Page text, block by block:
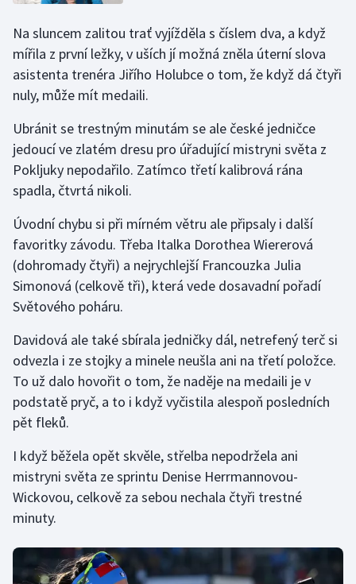
Volejbal
Ostatní
Na sluncem zalitou trať vyjížděla s číslem dva, a když
mířila z první ležky, v uších jí možná zněla úterní slova
asistenta trenéra Jiřího Holubce o tom, že když dá čtyři
nuly, může mít medaili.
Ubránit se trestným minutám se ale české jedničce
jedoucí ve zlatém dresu pro úřadující mistryni světa z
Pokljuky nepodařilo. Zatímco třetí kalibrová rána
spadla, čtvrtá nikoli.
Úvodní chybu si při mírném větru ale připsaly i další
favoritky závodu. Třeba Italka Dorothea Wiererová
(dohromady čtyři) a nejrychlejší Francouzka Julia
Simonová (celkově tři), která vede dosavadní pořadí
Světového poháru.
Davidová ale také sbírala jedničky dál, netrefený terč si
odvezla i ze stojky a minele neušla ani na třetí položce.
To už dalo hovořit o tom, že naděje na medaili je v
podstatě pryč, a to i když vyčistila alespoň posledních
pět fleků.
I když běžela opět skvěle, střelba nepodržela ani
mistryni světa ze sprintu Denise Herrmannovou-
Wickovou, celkově za sebou nechala čtyři trestné
minuty.